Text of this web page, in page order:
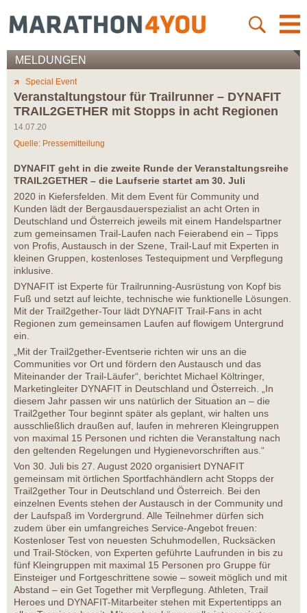
MELDUNGEN
Special Event
Veranstaltungstour für Trailrunner – DYNAFIT
TRAIL2GETHER mit Stopps in acht Regionen
14.07.20
Quelle: Pressemitteilung
DYNAFIT geht in die zweite Runde der Veranstaltungsreihe
TRAIL2GETHER – die Laufserie startet am 30. Juli
2020 in Kiefersfelden. Mit dem Event für Community und
Kunden lädt der Bergausdauerspezialist an acht Orten in
Deutschland und Österreich jeweils mit einem Handelspartner
zum gemeinsamen Trail-Laufen nach Feierabend ein – Tipps
von Profis, Austausch in der Szene, Trail-Lauf mit Experten in
kleinen Gruppen, kostenloses Testequipment und Verpflegung
inklusive.
DYNAFIT ist Experte für Trailrunning-Ausrüstung von Kopf bis
Fuß und setzt auf leichte, technische wie funktionelle Lösungen.
Mit der Trail2gether-Tour lädt DYNAFIT Trail-Fans in acht
Regionen zum gemeinsamen Laufen auf flowigem Untergrund
ein.
„Mit der Trail2gether-Eventserie richten wir uns an die
Communities vor Ort und fördern den Austausch und das
Miteinander der Trail-Läufer“, berichtet Michael Költringer,
Marketingleiter DYNAFIT in Deutschland und Österreich. „In
diesem Jahr passen wir uns natürlich der Situation an – die
Trail2gether Tour beginnt später als geplant, wir halten uns
ausschließlich draußen auf, laufen in mehreren Kleingruppen
von maximal 15 Personen und richten die Veranstaltung nach
den geltenden Regelungen und Hygienevorschriften aus.“
Von 30. Juli bis 27. August 2020 organisiert DYNAFIT
gemeinsam mit örtlichen Sportfachhändlern acht Stopps der
Trail2gether Tour in Deutschland und Österreich. Bei den
einzelnen Events stehen der Austausch in der Community und
der Laufspaß im Vordergrund. Alle Teilnehmer dürfen sich
zudem über ein umfangreiches Service-Angebot freuen:
Kostenloser Test von neuesten Schuhmodellen, Rucksäcken
und Trail-Stöcken, von Experten geführte Laufrunden in bis zu
fünf Kleingruppen mit maximal 15 Personen pro Gruppe für
Einsteiger und Fortgeschrittene sowie – soweit möglich und mit
Abstand – ein Get Together mit Verpflegung. Athleten, Trail
Heroes und DYNAFIT-Mitarbeiter stehen mit Expertentipps an